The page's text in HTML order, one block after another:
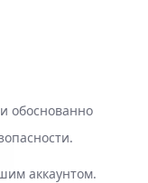
обоснованно
аккаунтом.